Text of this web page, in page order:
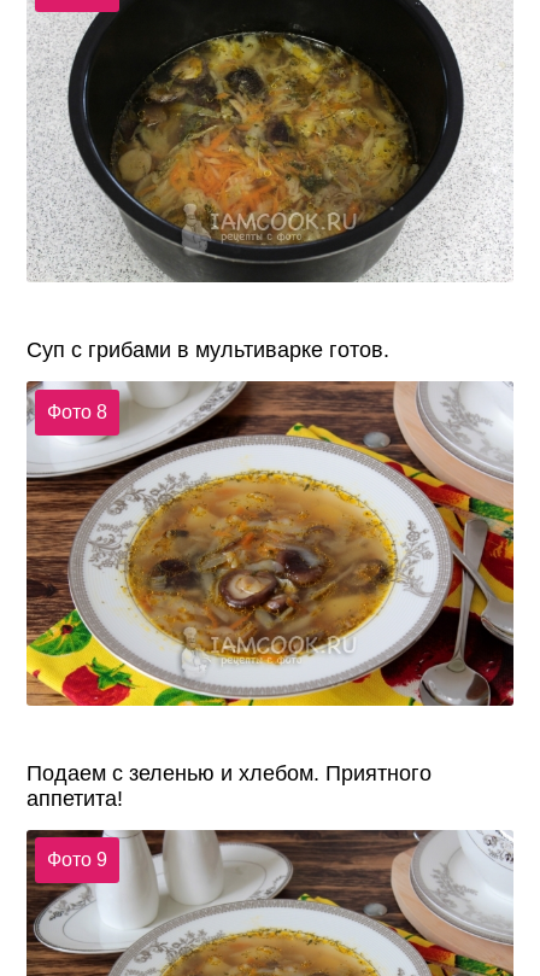
Суп с грибами в мультиварке готов.
Фото 8
Подаем с зеленью и хлебом. Приятного
аппетита!
Фото 9